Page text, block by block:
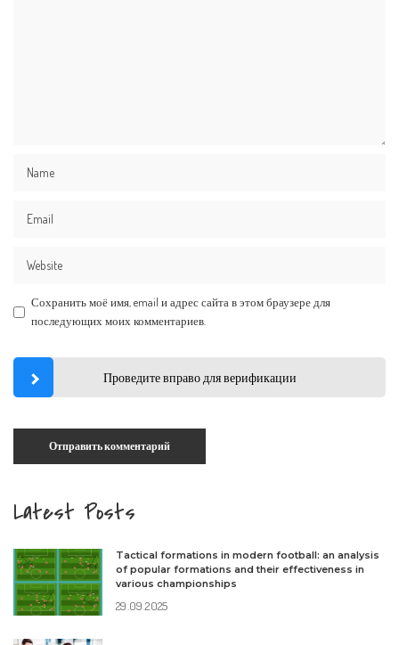
Сохранить моё имя, email и адрес сайта в этом браузере для
последующих моих комментариев.
Проведите вправо для верификации
Latest Posts
Tactical formations in modern football: an analysis
of popular formations and their effectiveness in
various championships
29.09.2025